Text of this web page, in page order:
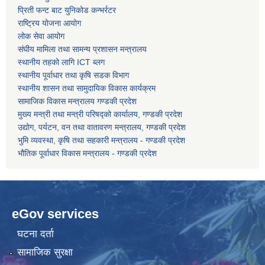
प्रिती फन्ट बाट युनिकोड कन्भर्रटर
राष्ट्रिय योजना आयोग
लोक सेवा आयोग
संघीय मामिला तथा सामन्य प्रशासन मन्त्रालय
स्थानीय तहको लागि ICT ब्लग
स्थानीय पूर्वाधार तथा कृषि सडक विभाग
स्थानीय शासन तथा सामुदायिक विकास कार्यक्रम
सामाजिक विकास मन्त्रालय गण्डकी प्रदेश
मुख्य मन्त्री तथा मन्त्री परिषद्को कार्यालय, गण्डकी प्रदेश
उद्योग, पर्यटन, वन तथा वातावरण मन्त्रालय, गण्डकी प्रदेश
भुमि व्यवस्था, कृषि तथा सहकारी मन्त्रालय - गण्डकी प्रदेश
भौतिक पूर्वाधार विकास मन्त्रालय - गण्डकी प्रदेश
eGov services
घटना दर्ता
सामाजिक सुरक्षा